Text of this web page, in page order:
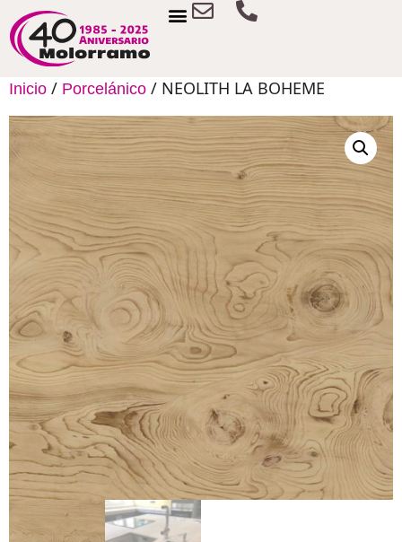
Inicio / Porcelánico / NEOLITH LA BOHEME